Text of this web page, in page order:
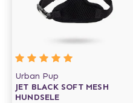
Urban Pup
JET BLACK SOFT MESH
HUNDSELE